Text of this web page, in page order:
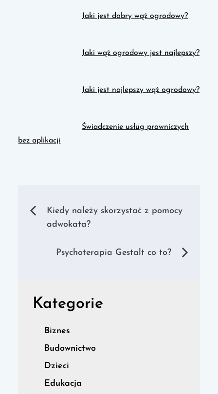
Jaki jest dobry wąż ogrodowy?
Jaki wąż ogrodowy jest najlepszy?
Jaki jest najlepszy wąż ogrodowy?
Świadczenie usług prawniczych
bez aplikacji
Nawigacja
Kiedy należy skorzystać z pomocy
adwokata?
Psychoterapia Gestalt co to?
Kategorie
Biznes
Budownictwo
Dzieci
Edukacja